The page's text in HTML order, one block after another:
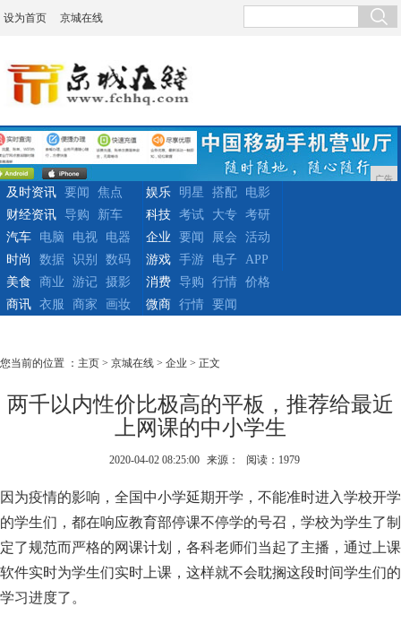
设为首页 京城在线
广告
及时资讯 要闻
焦点
财经资讯
导购 新车
娱乐 明星 搭配
电影
科技
考试 大专
考研
汽车
电脑 电视
电器
时尚
数据 识别 数码
企业 要闻 展会
活动
游戏
手游 电子
APP
美食
商业 游记
摄影
商讯
衣服 商家 画妆
消费 导购 行情
价格
微商
行情 要闻
您当前的位置 ： 主页 > 京城在线 > 企业 > 正文
两千以内性价比极高的平板，推荐给最近
上网课的中小学生
2020-04-02 08:25:00 来源： 阅读：1979
因为疫情的影响，全国中小学延期开学，不能准时进入学校开学
的学生们，都在响应教育部停课不停学的号召，学校为学生了制
定了规范而严格的网课计划，各科老师们当起了主播，通过上课
软件实时为学生们实时上课，这样就不会耽搁这段时间学生们的
学习进度了。